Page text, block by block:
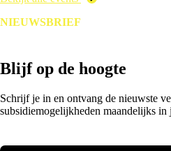
NIEUWSBRIEF
Blijf op de hoogte
Schrijf je in en ontvang de nieuwste
subsidiemogelijkheden maandelijks in